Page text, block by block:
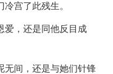
宫了此残生。
爱，还是同他反目成
无间，还是与她们针锋